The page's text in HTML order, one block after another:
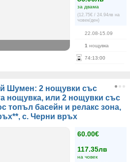
за двама
(12.75€ / 24.94лв на
човек/ден)
22.08-15.09
1 нощувка
74:13:00
Шумен: 2 нощувки със
нощувка, или 2 нощувки със
топъл басейн и релакс зона,
с. Черни връх
60.00€
117.35лв
на човек